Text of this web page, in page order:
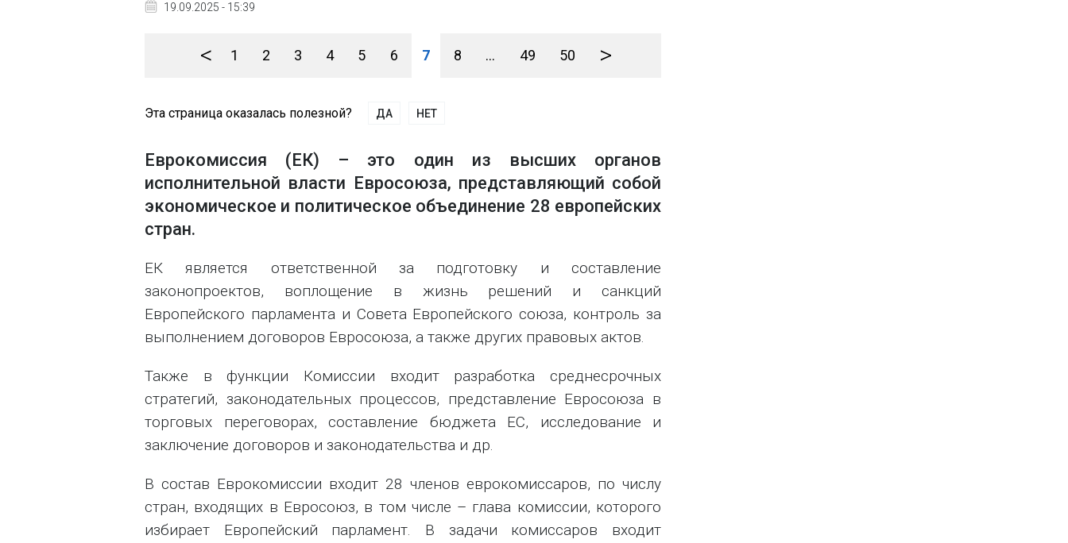
19.09.2025 - 15:39
< 1 2 3 4 5 6 7 8 ... 49 50 >
Эта страница оказалась полезной? ДА НЕТ
Еврокомиссия (ЕК) – это один из высших органов
исполнительной власти Евросоюза, представляющий собой
экономическое и политическое объединение 28 европейских
стран.
ЕК является ответственной за подготовку и составление
законопроектов, воплощение в жизнь решений и санкций
Европейского парламента и Совета Европейского союза, контроль за
выполнением договоров Евросоюза, а также других правовых актов.
Также в функции Комиссии входит разработка среднесрочных
стратегий, законодательных процессов, представление Евросоюза в
торговых переговорах, составление бюджета ЕС, исследование и
заключение договоров и законодательства и др.
В состав Еврокомиссии входит 28 членов еврокомиссаров, по числу
стран, входящих в Евросоюз, в том числе – глава комиссии, которого
избирает Европейский парламент. В задачи комиссаров входит